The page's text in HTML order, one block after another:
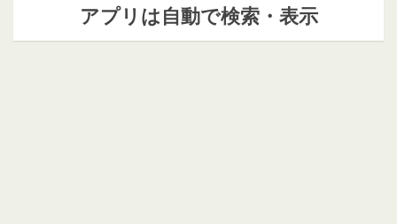
アプリは自動で検索・表示